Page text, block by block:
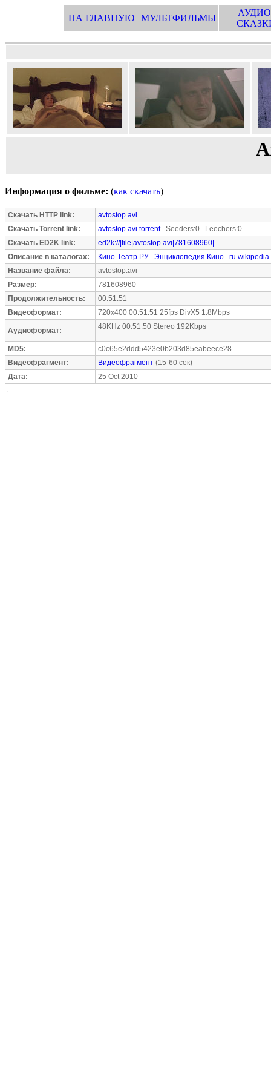
НА ГЛАВНУЮ МУЛЬТФИЛЬМЫ
Информация о фильме: (как скачать)
Скачать HTTP link:
avtostop.avi
Скачать Torrent link:
avtostop.avi.torrentSeeders:0 Leechers:0
Скачать ED2K link:
ed2k://|file|avtostop.avi|781608960|
Описание в каталогах:
Кино-Театр.РУ Энциклопедия Кино
Название файла:
avtostop.avi
Размер:
781608960
Продолжительность:
00:51:51
Видеоформат:
720x400 00:51:51 25fps DivX5 1.8Mbps
Аудиоформат: 48KHz 00:51:50 Stereo 192Kbps
MD5:
c0c65e2ddd5423e0b203d85eabeece28
Видеофрагмент:
Видеофрагмент (15-60 сек)
Дата:
25 Oct 2010